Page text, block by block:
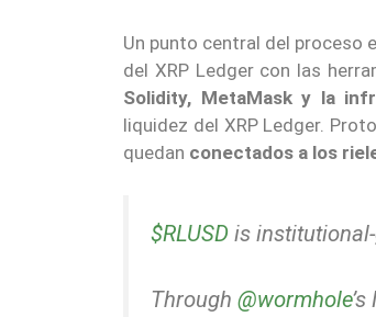
Un punto central del proceso
del XRP Ledger con las
Solidity, MetaMask y la
liquidez del XRP Ledger.
quedan conectados a los
$RLUSD is
Through @wormhole